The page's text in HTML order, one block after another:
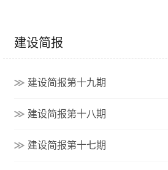
建设简报
建设简报第十九期
建设简报第十八期
建设简报第十七期